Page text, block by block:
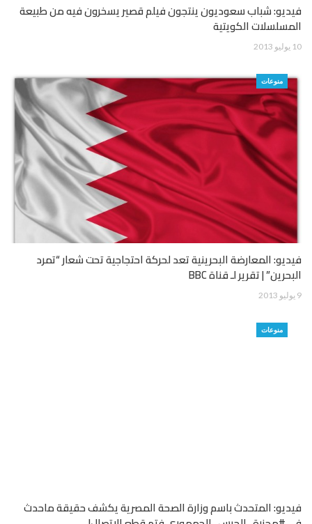
فيديو: شباب سعوديون ينتجون فيلم قصير يسخرون فيه من طبيعة
المسلسلات الكويتية
10 يوليو 2013
منوعات
فيديو: المعارضة البحرينية تعد لحركة احتجاجية تحت شعار “تمرد
البحرين” | تقرير لـ قناة BBC
9 يوليو 2013
منوعات
فيديو: المتحدث باسم وزارة الصحة المصرية يكشف حقيقة ماحدث